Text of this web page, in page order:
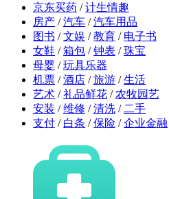
京东买药 / 计生情趣
房产 / 汽车 / 汽车用品
图书 / 文娱 / 教育 / 电子书
女鞋 / 箱包 / 钟表 / 珠宝
母婴 / 玩具乐器
机票 / 酒店 / 旅游 / 生活
艺术 / 礼品鲜花 / 农牧园艺
安装 / 维修 / 清洗 / 二手
支付 / 白条 / 保险 / 企业金融